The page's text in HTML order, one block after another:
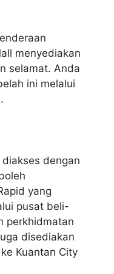
menyediakan
selamat. Anda
ini melalui
dengan
yang
pusat beli-
perkhidmatan
disediakan
Kuantan City